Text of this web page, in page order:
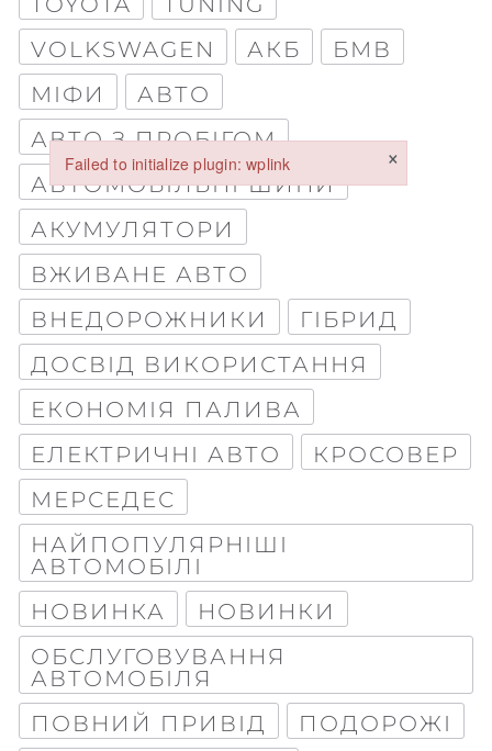
VOLKSWAGEN
АКБ
БМВ
МІФИ
АВТО
АВТО З ПРОБІГОМ
АВТОМОБІЛЬНІ ШИНИ
АКУМУЛЯТОРИ
ВЖИВАНЕ АВТО
ВНЕДОРОЖНИКИ
ГІБРИД
ДОСВІД ВИКОРИСТАННЯ
ЕКОНОМІЯ ПАЛИВА
ЕЛЕКТРИЧНІ АВТО
КРОСОВЕР
МЕРСЕДЕС
НАЙПОПУЛЯРНІШІ
АВТОМОБІЛІ
НОВИНКА
НОВИНКИ
ОБСЛУГОВУВАННЯ
АВТОМОБІЛЯ
ПОВНИЙ ПРИВІД
ПОДОРОЖІ
Стаття
Параграф
Обкладинка
Maximum file size: 100 МБ
ВІДПРАВИТИ
Failed to initialize plugin: wplink ×
Failed to initialize plugin: wplink